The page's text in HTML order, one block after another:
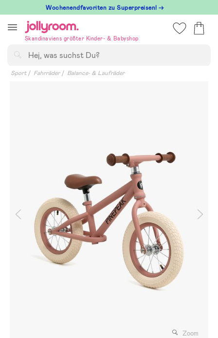
till
innehållet
Wochenendfavoriten zu Superpreisen! →
Skandinaviens größter Kinder- & Babyshop
Sport Fahrräder Balance- & Laufräder
Zoom